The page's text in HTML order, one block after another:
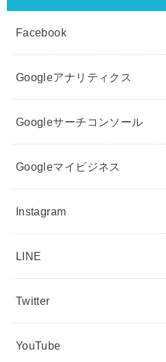
Facebook
Googleアナリティクス
Googleサーチコンソール
Googleマイビジネス
Instagram
LINE
Twitter
YouTube